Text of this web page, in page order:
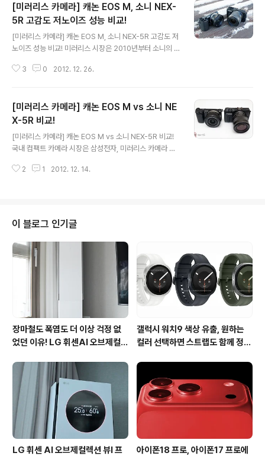
[미러리스 카메라] 캐논 EOS M, 소니 NEX-
5R 고감도 저노이즈 성능 비교!
[미러리스 카메라] 캐논 EOS M, 소니 NEX-5R 고감도 저
노이즈 성능 비교! 미러리스 시장은 2010년부터 소니의 N
스는 2010년 역대 누적판매 1위인 NEX-5 시리즈를 시작
고 올해 상반기에 셀카 촬영이 가능하고 상대적으로 저렴
한 가격대의 NEX-F3에 이어 하반기에는 WIFI라는 강력
한 기능까지 탑재된 NEX-5R과 NEX-6를 출시하면서 다
양한 라인업을 구축해 소비자들에게 넓은 선택의 폭을 제
공하고 있습니다. 미러리스 카메라는 DSLR에 버금가는 성
능과 컴팩트 카메라에 맞먹는 휴대성으로 카메라 시장의 ..
3 0 2012. 12. 26.
[미러리스 카메라] 캐논 EOS M vs 소니 NE
X-5R 비교!
[미러리스 카메라] 캐논 EOS M vs 소니 NEX-5R 비교!
국내 컴팩트 카메라 시장은 삼성전자, 미러리스 카메라 시
를 기록하고 있는데요. 최근 가장 인기있는 카메라 시장인
임을 바꿔 놓았다고 할 수 있는데요. 국내 기업을 비롯해 많
은 카메라 제조사들이 미러리스 시장에 진출하고 있지만,
국내 미러리스 시장은 소니가 압도적으로 점유율과 판매 1
위를 기록하고 있습니다. 소니에서는 2012년 하반기 WIF
I를 비롯해 강력한 성능을 자랑하는 NEX-5R과 NEX-6 신
제품을 출시해 미..
2 1 2012. 12. 14.
이 블로그 인기글
장마철도 폭염도 더 이상 걱정 없
었던 이유! LG 휘센AI 오브제컬렉
사용 후기
갤럭시 워치9 색상 유출, 원하는
컬러 선택하면 스트랩도 함께 정해
LG 휘센 AI 오브제컬렉션 뷰I 프
아이폰18 프로, 아이폰17 프로에